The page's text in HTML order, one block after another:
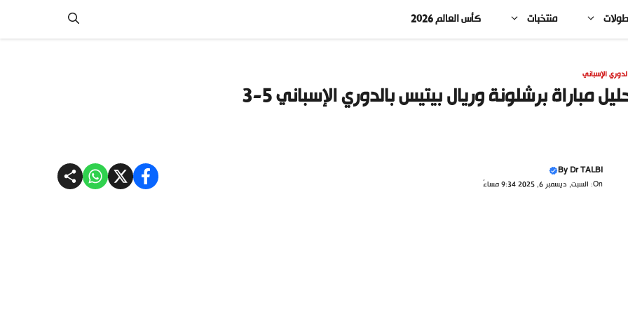
منتخبات كأس العالم 2026
الإسباني
مباراة برشلونة وريال بيتيس بالدوري الإسباني 5-3
ByDr TALBI
On: السبت, ديسمبر 6, 2025 9:34 مساءً